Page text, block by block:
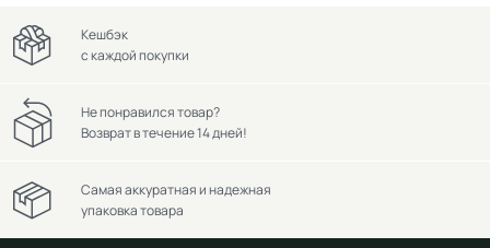
Кешбэк
с каждой покупки
Не понравился товар?
Возврат в течение 14 дней!
Самая аккуратная и надежная
упаковка товара